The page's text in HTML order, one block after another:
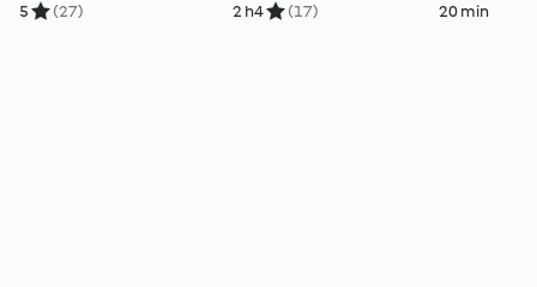
5 (27) 2 h4 (17) 20 min